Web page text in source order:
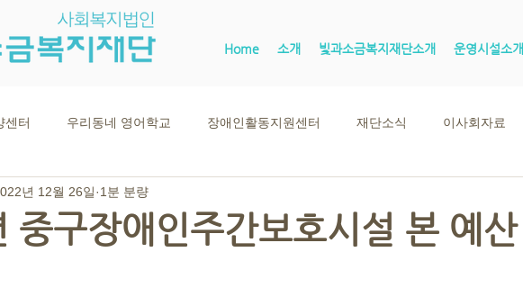
Home 소개 빛과소금복지재단소개 운영시설소개
센터 우리동네 영어학교 장애인활동지원센터 재단소식 이사회자료
중구장애인주간보호시설 본 예산
년 12월 26일 1분 분량